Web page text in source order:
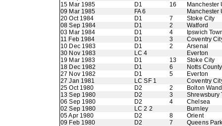
15 Mar 1985
D1 16
Manchester
09 Mar 1985
FA 6
Manchester
20 Oct 1984
D1 7
Stoke City
08 Sep 1984
D1 2
Watford
03 Mar 1984
D1 4
Ipswich
11 Feb 1984
D1 3
Coventry
10 Dec 1983
D1 2
Arsenal
30 Nov 1983
LC 4
Everton
19 Mar 1983
D1 13
Stoke City
18 Dec 1982
D1 6
Notts County
27 Nov 1982
D1 5
Everton
27 Jan 1981
LC SF 1
Coventry
25 Oct 1980
D2 2
Bolton
13 Sep 1980
D2 3
Shrewsbury
06 Sep 1980
D2 4
Chelsea
02 Sep 1980
LC 2 2
Burnley
05 Apr 1980
D2 8
Orient
09 Feb 1980
D2 7
Queens